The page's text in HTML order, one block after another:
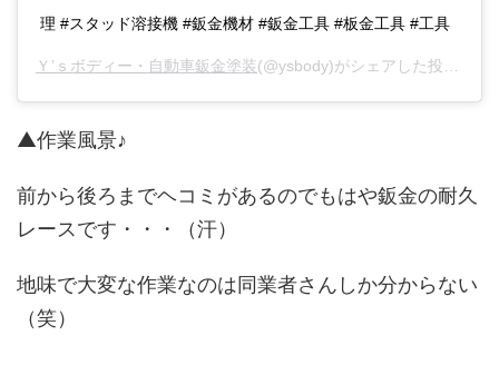
理 #スタッド溶接機 #鈑金機材 #鈑金工具 #板金工具 #工具
Ｙ’ｓボディー・自動車鈑金塗装(@ysbody)がシェアした投稿 -
▲作業風景♪
前から後ろまでヘコミがあるのでもはや鈑金の耐久
レースです・・・（汗）
地味で大変な作業なのは同業者さんしか分からない
（笑）